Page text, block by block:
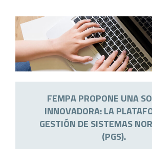
FEMPA PROPONE UNA
INNOVADORA: LA
GESTIÓN DE SISTEMAS
(PGS).